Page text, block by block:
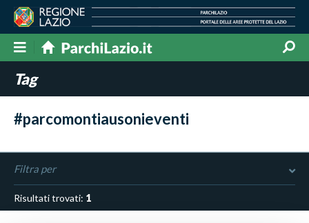
Tag
#parcomontiausonieventi
Filtra per
Risultati trovati: 1